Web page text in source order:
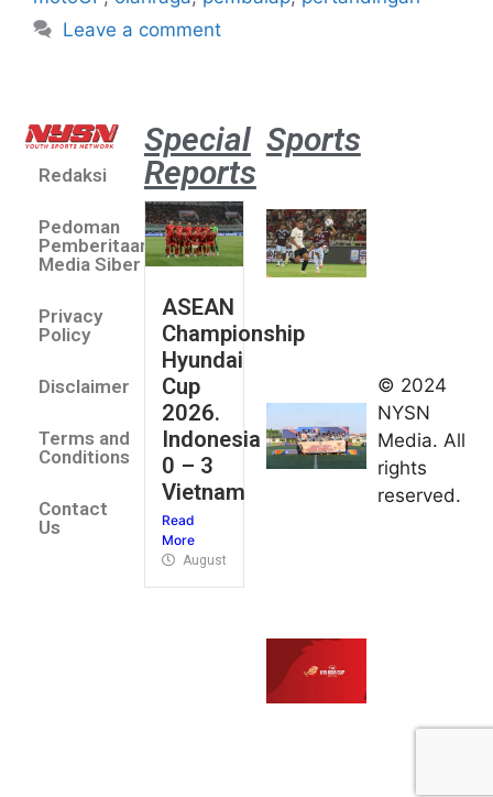
Leave a comment
Redaksi
Pedoman
Pemberitaan
Media Siber
Privacy
Policy
Disclaimer
Terms and
Conditions
Contact
Us
Special
Reports
ASEAN
Championship
Hyundai
Cup
2026.
Indonesia
0 – 3
Vietnam
Read
More
August 4, 2026
Sports
umum
Kejurnas
Panahan
Junior di
Kudus
grup
© 2024
NYSN
Media. All
rights
reserved.